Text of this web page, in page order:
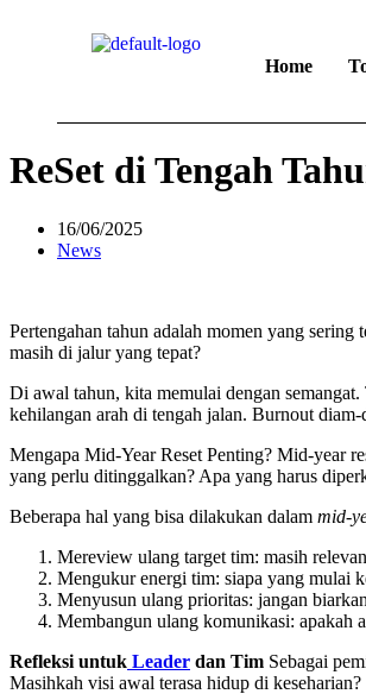
Home
ReSet di Tengah
16/06/2025
News
Pertengahan tahun adalah momen yang
masih di jalur yang tepat?
Di awal tahun, kita memulai dengan
kehilangan arah di tengah jalan. Burnout
Mengapa Mid-Year Reset Penting? Mid-year
yang perlu ditinggalkan? Apa yang harus
Beberapa hal yang bisa dilakukan dalam mid-
Mereview ulang target tim: masih
Mengukur energi tim: siapa yang mulai
Menyusun ulang prioritas: jangan
Membangun ulang komunikasi: apakah
Refleksi untuk Leader dan Tim Sebagai
Masihkah visi awal terasa hidup di keseharian?